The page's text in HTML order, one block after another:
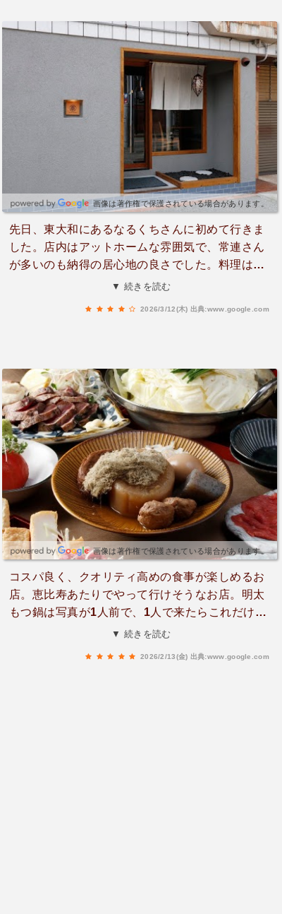
画像は著作権で保護されている場合があります。
先日、東大和にあるなるくちさんに初めて行きま
した。店内はアットホームな雰囲気で、常連さん
が多いのも納得の居心地の良さでした。料理はど
れも丁寧に作られていて、味付けもお酒に合うち
います。料理が出てくるテンポも良く、ゆっくり
食事と会話を楽しめました。価格も良心的で、こ
の内容ならかなり満足度が高いと思います。東大
和周辺で美味しいお店を探している方にはぜひお
すすめしたいお店です。また近くに行った際には
立ち寄りたいと思います。
▼ 続きを読む
2026/3/12(木) 出典:www.google.com
画像は著作権で保護されている場合があります。
コスパ良く、クオリティ高めの食事が楽しめるお
店。恵比寿あたりでやって行けそうなお店。明太
もつ鍋は写真が1人前で、1人で来たらこれだけで
食べきれなくなってしまうかも、という量。明太
▼ 続きを読む
2026/2/13(金) 出典:www.google.com